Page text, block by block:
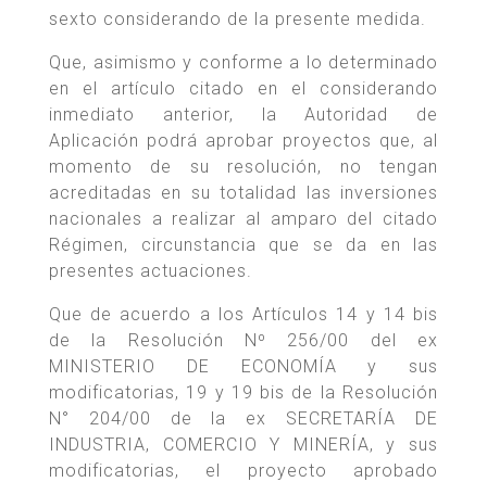
sexto considerando de la presente medida.
Que, asimismo y conforme a lo determinado
en el artículo citado en el considerando
inmediato anterior, la Autoridad de
Aplicación podrá aprobar proyectos que, al
momento de su resolución, no tengan
acreditadas en su totalidad las inversiones
nacionales a realizar al amparo del citado
Régimen, circunstancia que se da en las
presentes actuaciones.
Que de acuerdo a los Artículos 14 y 14 bis
de la Resolución Nº 256/00 del ex
MINISTERIO DE ECONOMÍA y sus
modificatorias, 19 y 19 bis de la Resolución
N° 204/00 de la ex SECRETARÍA DE
INDUSTRIA, COMERCIO Y MINERÍA, y sus
modificatorias, el proyecto aprobado